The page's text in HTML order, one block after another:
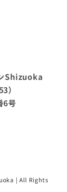
Shizuoka
）
6号
| All Rights